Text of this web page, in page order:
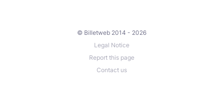
© Billetweb 2014 - 2026
Legal Notice
Report this page
Contact us